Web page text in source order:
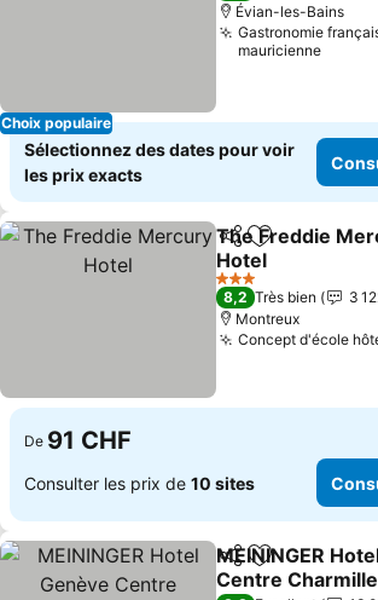
Choix populaire
Évian-les-Bains
Gastronomie
mauricienne
Sélectionnez des dates pour voir
les prix exacts
PartagerAjouter à
The Freddie
Hotel
3 Étoiles
8,2 Très bien
3
Montreux
Concept d'école
De 91 CHF
Consulter les prix de 10 sites
PartagerAjouter à
MEININGER
Centre